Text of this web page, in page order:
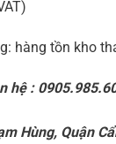
hàng tồn kho
hệ :
Hùng, Quận